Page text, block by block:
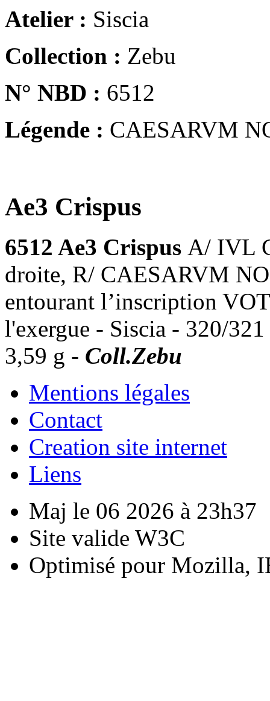
Atelier : Siscia
Collection : Zebu
N° NBD : 6512
Légende : CAESARVM
Ae3 Crispus
6512 Ae3 Crispus A/ IVL
droite, R/ CAESARVM
entourant l’inscription
l'exergue - Siscia - 320/
3,59 g - Coll.Zebu
Mentions légales
Contact
Creation site internet
Liens
Maj le 06 2026 à 23h37
Site valide W3C
Optimisé pour Mozilla,